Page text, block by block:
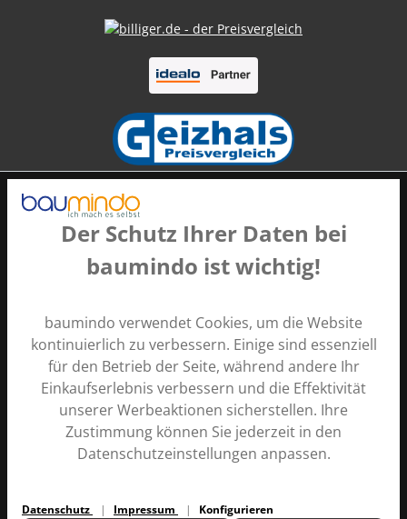
Der Schutz Ihrer Daten bei
baumindo ist wichtig!
baumindo verwendet Cookies, um die Website
kontinuierlich zu verbessern. Einige sind essenziell
für den Betrieb der Seite, während andere Ihr
Einkaufserlebnis verbessern und die Effektivität
unserer Werbeaktionen sicherstellen. Ihre
Zustimmung können Sie jederzeit in den
Datenschutzeinstellungen anpassen.
Datenschutz Impressum Konfigurieren
Zahlungsarten
Alle Preise inkl. gesetzl. Mehrwertsteuer zzgl.Versandkosten